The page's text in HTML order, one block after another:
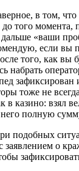
в том,
того момента,
дальше «ваши
если вы
того, как вы
набрать
зафиксирован
тоже не
в казино: взял
него полную
подобных
заявлением о